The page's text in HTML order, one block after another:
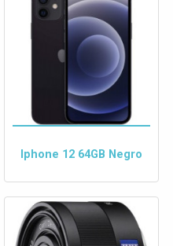
Iphone 12 64GB Negro